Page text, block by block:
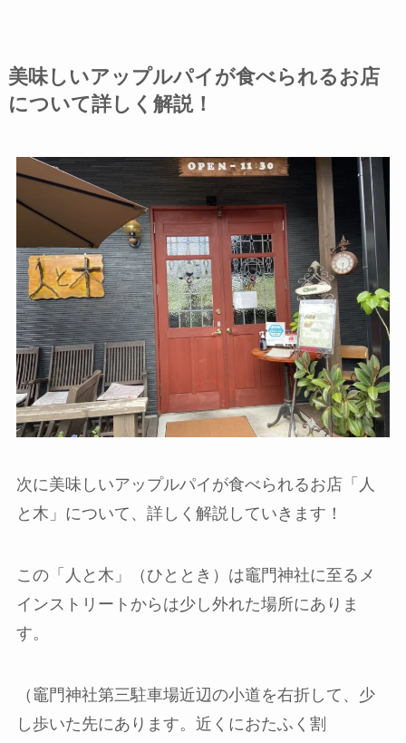
美味しいアップルパイが食べられるお店
について詳しく解説！
次に美味しいアップルパイが食べられるお店「人
と木」について、詳しく解説していきます！
この「人と木」（ひととき）は竈門神社に至るメ
インストリートからは少し外れた場所にありま
す。
（竈門神社第三駐車場近辺の小道を右折して、少
し歩いた先にあります。近くにおたふく割